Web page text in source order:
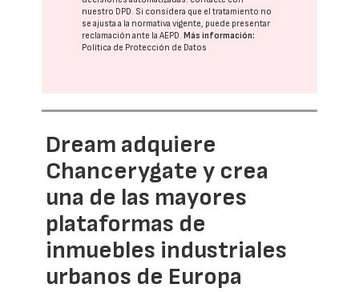
nuestro DPD. Si considera que el tratamiento no
se ajusta a la normativa vigente, puede presentar
reclamación ante laAEPD.Más información:
Política de Protección de Datos
Dream adquiere
Chancerygate y crea
una de las mayores
plataformas de
inmuebles industriales
urbanos de Europa